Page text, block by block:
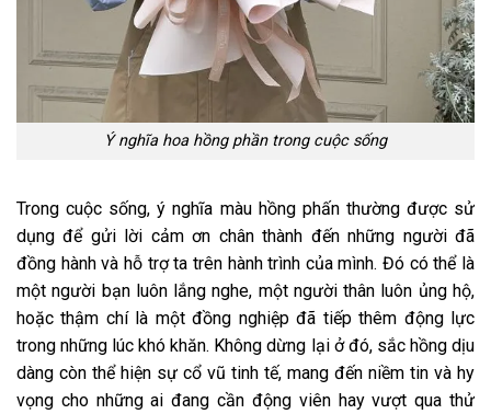
Ý nghĩa hoa hồng phần trong cuộc sống
Trong cuộc sống, ý nghĩa màu hồng phấn thường được sử
dụng để gửi lời cảm ơn chân thành đến những người đã
đồng hành và hỗ trợ ta trên hành trình của mình. Đó có thể là
một người bạn luôn lắng nghe, một người thân luôn ủng hộ,
hoặc thậm chí là một đồng nghiệp đã tiếp thêm động lực
trong những lúc khó khăn. Không dừng lại ở đó, sắc hồng dịu
dàng còn thể hiện sự cổ vũ tinh tế, mang đến niềm tin và hy
vọng cho những ai đang cần động viên hay vượt qua thử